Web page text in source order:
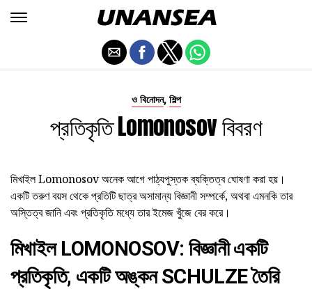
ও বিনোদন, শিল্প
প্রতিকৃতি Lomonosov বিবরণ
মিখাইল Lomonosov অনেক আগে পাঠ্যপুস্তক ব্যক্তিত্ব ঘোষণা করা হয়।
একটি তরুণ বয়স থেকে প্রতিটি ছাত্র অসামান্য বিজ্ঞানী সম্পর্কে, অথবা এমনকি তার
অস্তিত্ব জানি এবং প্রতিকৃতি মধ্যে তার ইমেজ খুঁজে বের করে।
মিখাইল LOMONOSOV: বিজ্ঞানী একটি
প্রতিকৃতি, একটি অঙ্কন SCHULZE তৈরি